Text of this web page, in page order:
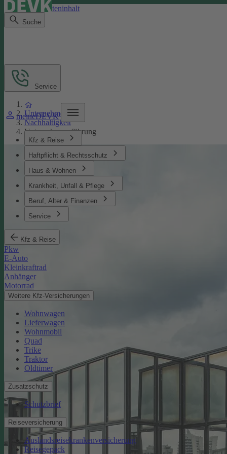
Direkt zum Seiteninhalt
Suche
meineDEVK
Kfz & Reise
Haftpflicht & Rechtsschutz
Haus & Wohnen
Krankheit, Unfall & Pflege
Beruf, Alter & Finanzen
Service
Kfz & Reise
Pkw
E-Auto
Kleinkraftrad
Anhänger
Motorrad
Weitere Kfz-Versicherungen
Wohnwagen
Lieferwagen
Wohnmobil
Quad
Trike
Traktor
Oldtimer
Zusatzschutz
Schutzbrief
Reiseversicherung
Auslandsreisekrankenversicherung
Reisegepäck
Service
Unternehmen
Nachhaltigkeit
Unternehmensführung